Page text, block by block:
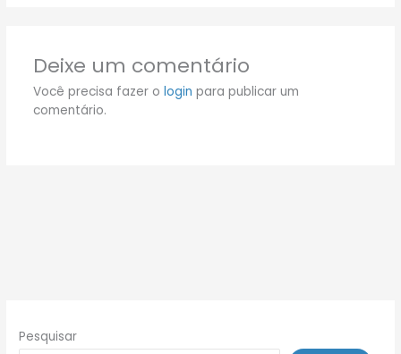
Deixe um comentário
Você precisa fazer o login para publicar um
comentário.
Pesquisar